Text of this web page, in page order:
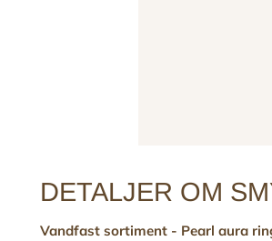
DETALJER OM
Vandfast sortiment - Pearl aura